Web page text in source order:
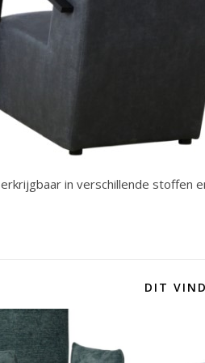
erkrijgbaar in verschillende stoffen
DIT